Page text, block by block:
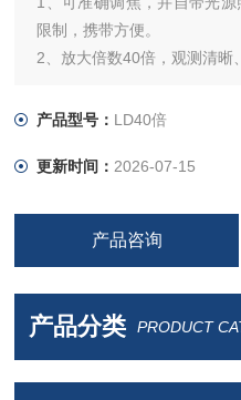
限制，携带方便。
2、放大倍数40倍，观测清晰
4、本显徽镜在对准观察物调
产品型号： LD40倍
更新时间： 2026-07-15
产品咨询
产品分类 PRODUCT